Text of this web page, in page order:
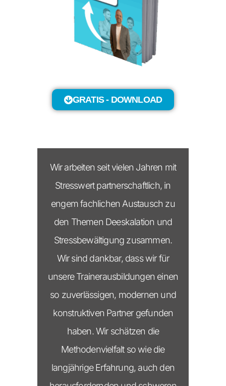
GRATIS - DOWNLOAD
Wir arbeiten seit vielen Jahren mit
Stresswert partnerschaftlich, in
engem fachlichen Austausch zu
den Themen Deeskalation und
Stressbewältigung zusammen.
Wir sind dankbar, dass wir für
unsere Trainerausbildungen einen
so zuverlässigen, modernen und
konstruktiven Partner gefunden
haben. Wir schätzen die
Methodenvielfalt so wie die
langjährige Erfahrung, auch den